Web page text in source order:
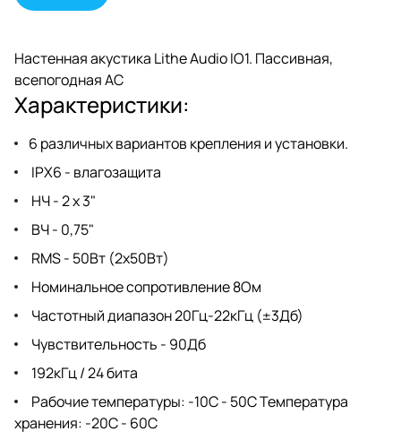
Настенная акустика Lithe Audio IO1. Пассивная,
всепогодная АС
Характеристики:
6 различных вариантов крепления и установки.
IPX6 - влагозащита
НЧ - 2 х 3"
ВЧ - 0,75"
RMS - 50Вт (2х50Вт)
Номинальное сопротивление 8Ом
Частотный диапазон 20Гц-22кГц (±3Дб)
Чувствительность - 90Дб
192кГц / 24 бита
Рабочие температуры: -10C - 50C Температура
хранения: -20C - 60C